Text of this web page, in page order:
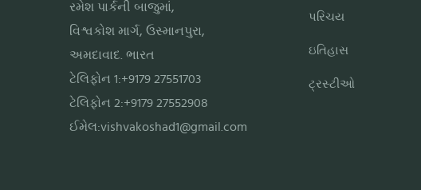
રમેશ પાર્કની બાજુમાં,
વિશ્વકોશ માર્ગ, ઉસ્માનપુરા,
અમદાવાદ. ભારત
ટેલિફોન 1:+9179 27551703
ટેલિફોન 2:+9179 27552908
ઈમેલ:vishvakoshad1@gmail.com
પરિચય
ઇતિહાસ
ટ્રસ્ટીઓ